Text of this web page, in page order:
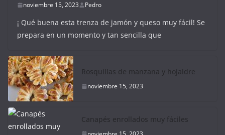
noviembre 15, 2023 Pedro
¡ Qué buena esta trenza de jamón y queso muy fácil! Se
prepara en un momento y tan sencilla que
Rosquillas de manzana y hojaldre
noviembre 15, 2023
Canapés enrollados muy fáciles